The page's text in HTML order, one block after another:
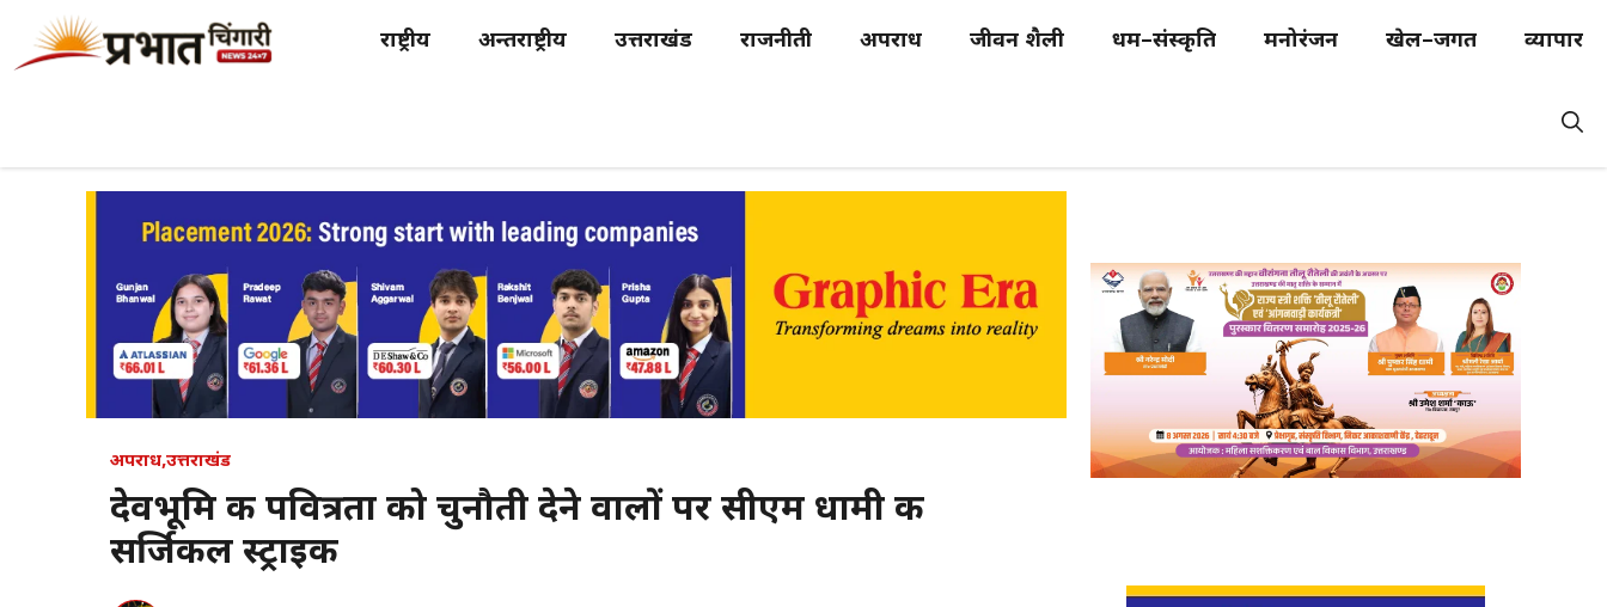
राष्ट्रीय अन्तर्राष्ट्रीय उत्तराखंड राजनीती अपराध जीवन शैली धर्म–संस्कृति मनोरंजन खेल–जगत व्यापार
अपराध,उत्तराखंड
देवभूमि की पवित्रता को चुनौती देने वालों पर सीएम धामी की
सर्जिकल स्ट्राइक